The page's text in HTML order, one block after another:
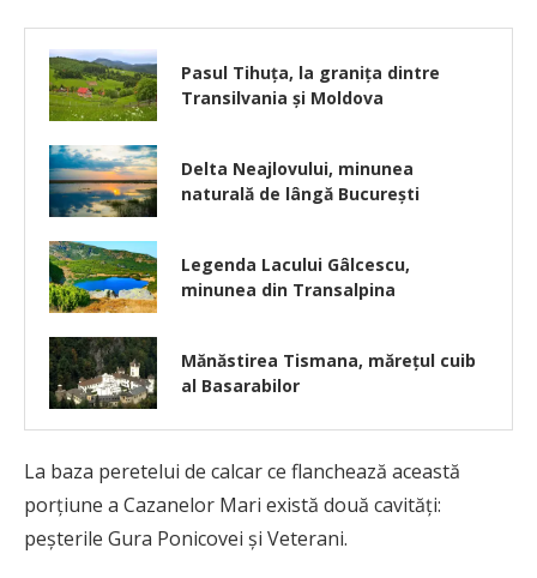
Pasul Tihuța, la granița dintre
Transilvania și Moldova
Delta Neajlovului, minunea
naturală de lângă București
Legenda Lacului Gâlcescu,
minunea din Transalpina
Mănăstirea Tismana, mărețul cuib
al Basarabilor
La baza peretelui de calcar ce flanchează această
porțiune a Cazanelor Mari există două cavități:
peșterile Gura Ponicovei și Veterani.